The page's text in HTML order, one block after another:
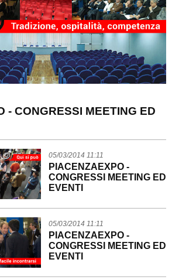
- CONGRESSI MEETING ED
05/03/2014 11:11
PIACENZAEXPO -
CONGRESSI MEETING ED
EVENTI
05/03/2014 11:11
PIACENZAEXPO -
CONGRESSI MEETING ED
EVENTI